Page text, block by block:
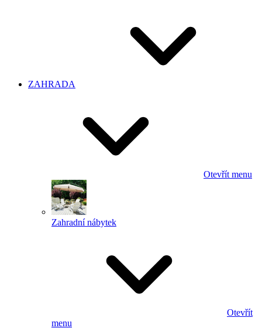
ZAHRADA
Otevřít menu
Zahradní nábytek
Otevřít
menu